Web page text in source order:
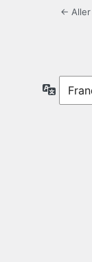
← Aller
Langue